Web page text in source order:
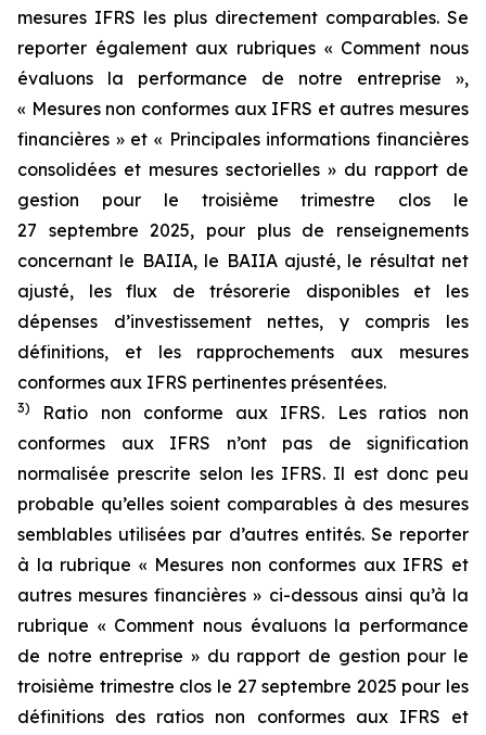
mesures IFRS les plus directement comparables. Se
reporter également aux rubriques « Comment nous
évaluons la performance de notre entreprise »,
« Mesures non conformes aux IFRS et autres mesures
financières » et « Principales informations financières
consolidées et mesures sectorielles » du rapport de
gestion pour le troisième trimestre clos le
27 septembre 2025, pour plus de renseignements
concernant le BAIIA, le BAIIA ajusté, le résultat net
ajusté, les flux de trésorerie disponibles et les
dépenses d’investissement nettes, y compris les
définitions, et les rapprochements aux mesures
conformes aux IFRS pertinentes présentées.
3)
Ratio non conforme aux IFRS. Les ratios non
conformes aux IFRS n’ont pas de signification
normalisée prescrite selon les IFRS. Il est donc peu
probable qu’elles soient comparables à des mesures
semblables utilisées par d’autres entités. Se reporter
à la rubrique « Mesures non conformes aux IFRS et
autres mesures financières » ci-dessous ainsi qu’à la
rubrique « Comment nous évaluons la performance
de notre entreprise » du rapport de gestion pour le
troisième trimestre clos le 27 septembre 2025 pour les
définitions des ratios non conformes aux IFRS et